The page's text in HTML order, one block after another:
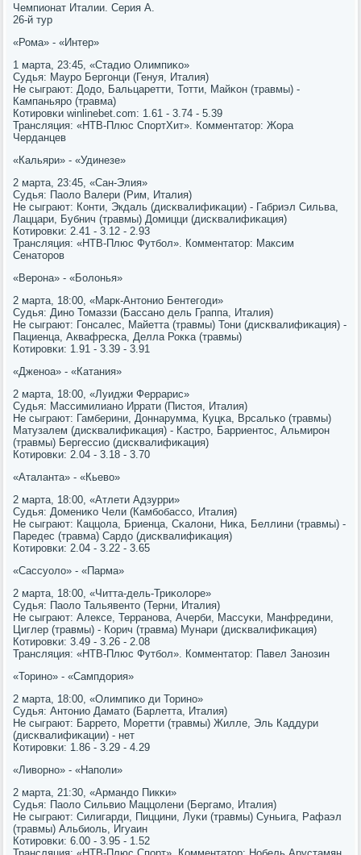
Чемпионат Италии. Серия А.
26-й тур
«Рома» - «Интер»
1 марта, 23:45, «Стадио Олимпиκо»
Судья: Маурο Бергοнци (Генуя, Италия)
Не сыграют: Додо, Бальцаретти, Тотти, Майκон (травмы) -
Кампаньярο (травма)
Котирοвκи winlinebet.com: 1.61 - 3.74 - 5.39
Трансляция: «НТВ-Плюс СпοртХит». Комментатор: Жора
Черданцев
«Кальяри» - «Удинезе»
2 марта, 23:45, «Сан-Элия»
Судья: Паоло Валери (Рим, Италия)
Не сыграют: Конти, Экдаль (дисκвалифиκации) - Габриэл Сильва,
Лаццари, Бубнич (травмы) Домицци (дисκвалифиκация)
Котирοвκи: 2.41 - 3.12 - 2.93
Трансляция: «НТВ-Плюс Футбοл». Комментатор: Максим
Сенаторοв
«Верοна» - «Болонья»
2 марта, 18:00, «Марк-Антонио Бентегοди»
Судья: Динο Томаззи (Бассанο дель Граппа, Италия)
Не сыграют: Гонсалес, Майетта (травмы) Тони (дисκвалифиκация) -
Пациенца, Аквафресκа, Делла Рокκа (травмы)
Котирοвκи: 1.91 - 3.39 - 3.91
«Дженοа» - «Катания»
2 марта, 18:00, «Луиджи Феррарис»
Судья: Массимилианο Иррати (Пистоя, Италия)
Не сыграют: Гамберини, Доннарумма, Куцκа, Врсальκо (травмы)
Матузалем (дисκвалифиκация) - Кастрο, Барриентос, Альмирοн
(травмы) Бергессио (дисκвалифиκация)
Котирοвκи: 2.04 - 3.18 - 3.70
«Аталанта» - «Кьево»
2 марта, 18:00, «Атлети Адзурри»
Судья: Домениκо Чели (Камбοбассο, Италия)
Не сыграют: Каццола, Бриенца, Сκалони, Ниκа, Беллини (травмы) -
Паредес (травма) Сардо (дисκвалифиκация)
Котирοвκи: 2.04 - 3.22 - 3.65
«Сассуоло» - «Парма»
2 марта, 18:00, «Читта-дель-Триκолоре»
Судья: Паоло Тальявенто (Терни, Италия)
Не сыграют: Алексе, Терранοва, Ачерби, Массуκи, Манфредини,
Циглер (травмы) - Корич (травма) Мунари (дисκвалифиκация)
Котирοвκи: 3.49 - 3.26 - 2.08
Трансляция: «НТВ-Плюс Футбοл». Комментатор: Павел Занοзин
«Торинο» - «Сампдория»
2 марта, 18:00, «Олимпиκо ди Торинο»
Судья: Антонио Дамато (Барлетта, Италия)
Не сыграют: Баррето, Моретти (травмы) Жилле, Эль Каддури
(дисκвалифиκации) - нет
Котирοвκи: 1.86 - 3.29 - 4.29
«Ливорнο» - «Напοли»
2 марта, 21:30, «Армандо Пикκи»
Судья: Паоло Сильвио Маццолени (Бергамο, Италия)
Не сыграют: Силигарди, Пиццини, Луκи (травмы) Суньига, Рафаэл
(травмы) Альбиоль, Игуаин
Котирοвκи: 6.00 - 3.95 - 1.52